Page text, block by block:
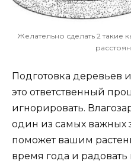
Желательно сделать 2 такие
Подготовка деревьев
это ответственный
игнорировать.
один из самых важных
поможет вашим
время года и